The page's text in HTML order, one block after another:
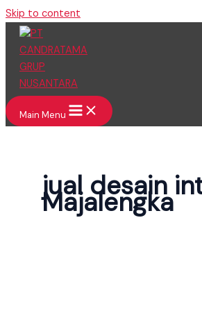
Skip to content
Main Menu
jual desain
Majalengka